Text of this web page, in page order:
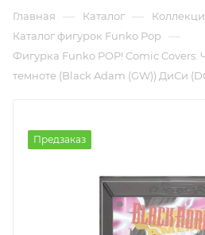
Главная — Каталог —
Каталог фигурок Funko Pop —
Фигурка Funko POP! Comic Covers:
темноте (Black Adam (GW)) ДиСи
Предзаказ